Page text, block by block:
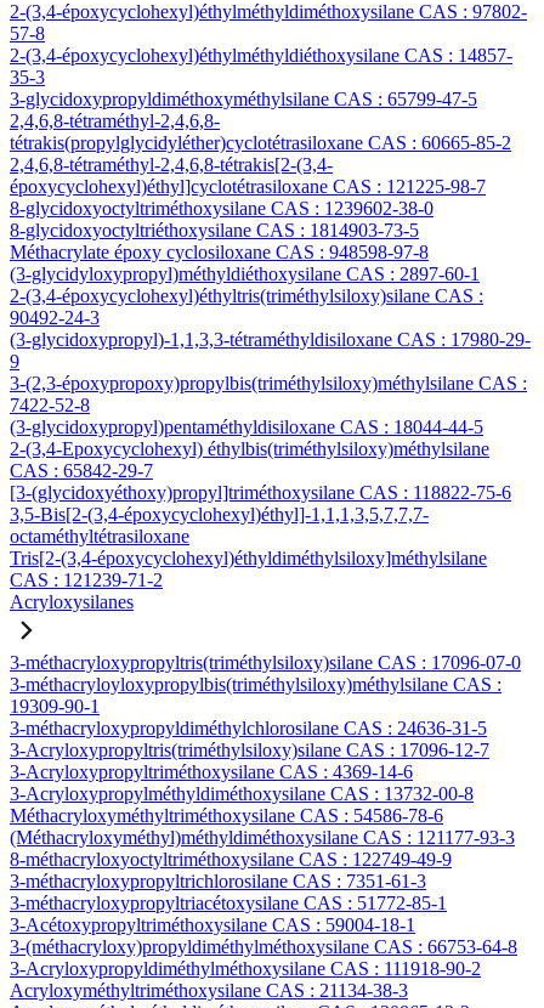
2-(3,4-époxycyclohexyl)éthylméthyldiméthoxysilane CAS : 97802-
57-8
2-(3,4-époxycyclohexyl)éthylméthyldiéthoxysilane CAS : 14857-
35-3
3-glycidoxypropyldiméthoxyméthylsilane CAS : 65799-47-5
2,4,6,8-tétraméthyl-2,4,6,8-
tétrakis(propylglycidyléther)cyclotétrasiloxane CAS : 60665-85-2
2,4,6,8-tétraméthyl-2,4,6,8-tétrakis[2-(3,4-
époxycyclohexyl)éthyl]cyclotétrasiloxane CAS : 121225-98-7
8-glycidoxyoctyltriméthoxysilane CAS : 1239602-38-0
8-glycidoxyoctyltriéthoxysilane CAS : 1814903-73-5
Méthacrylate époxy cyclosiloxane CAS : 948598-97-8
(3-glycidyloxypropyl)méthyldiéthoxysilane CAS : 2897-60-1
2-(3,4-époxycyclohexyl)éthyltris(triméthylsiloxy)silane CAS :
90492-24-3
(3-glycidoxypropyl)-1,1,3,3-tétraméthyldisiloxane CAS : 17980-29-
9
3-(2,3-époxypropoxy)propylbis(triméthylsiloxy)méthylsilane CAS :
7422-52-8
(3-glycidoxypropyl)pentaméthyldisiloxane CAS : 18044-44-5
2-(3,4-Epoxycyclohexyl) éthylbis(triméthylsiloxy)méthylsilane
CAS : 65842-29-7
[3-(glycidoxyéthoxy)propyl]triméthoxysilane CAS : 118822-75-6
3,5-Bis[2-(3,4-époxycyclohexyl)éthyl]-1,1,1,3,5,7,7,7-
octaméthyltétrasiloxane
Tris[2-(3,4-époxycyclohexyl)éthyldiméthylsiloxy]méthylsilane
CAS : 121239-71-2
Acryloxysilanes
3-méthacryloxypropyltris(triméthylsiloxy)silane CAS : 17096-07-0
3-méthacryloyloxypropylbis(triméthylsiloxy)méthylsilane CAS :
19309-90-1
3-méthacryloxypropyldiméthylchlorosilane CAS : 24636-31-5
3-Acryloxypropyltris(triméthylsiloxy)silane CAS : 17096-12-7
3-Acryloxypropyltriméthoxysilane CAS : 4369-14-6
3-Acryloxypropylméthyldiméthoxysilane CAS : 13732-00-8
Méthacryloxyméthyltriméthoxysilane CAS : 54586-78-6
(Méthacryloxyméthyl)méthyldiméthoxysilane CAS : 121177-93-3
8-méthacryloxyoctyltriméthoxysilane CAS : 122749-49-9
3-méthacryloxypropyltrichlorosilane CAS : 7351-61-3
3-méthacryloxypropyltriacétoxysilane CAS : 51772-85-1
3-Acétoxypropyltriméthoxysilane CAS : 59004-18-1
3-(méthacryloxy)propyldiméthylméthoxysilane CAS : 66753-64-8
3-Acryloxypropyldiméthylméthoxysilane CAS : 111918-90-2
Acryloxyméthyltriméthoxysilane CAS : 21134-38-3